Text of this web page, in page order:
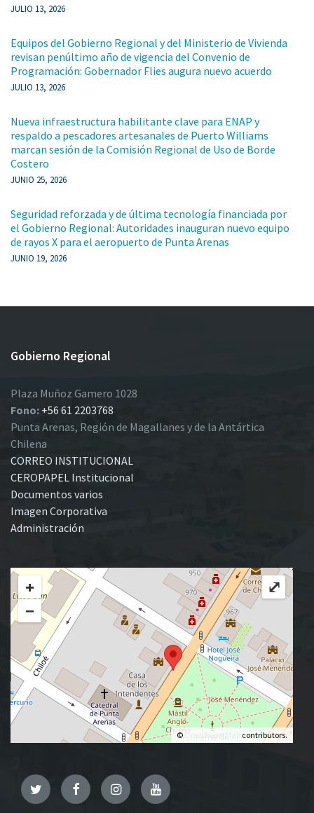
JULIO 13, 2026
Equipos del Gobierno Regional y del Ministerio de Vivienda
revisan penúltimo año de vigencia del Convenio de
Programación: Gobernador Flies augura nuevo acuerdo
JULIO 13, 2026
Nueva infraestructura habilitante clave para ENAP y
respaldo a pescadores artesanales de Puerto Williams
marcan sesión de la Comisión Regional de Uso de Borde
Costero
JUNIO 25, 2026
Seguridad reforzada y de última tecnología financiada por
el Gobierno Regional: Autoridades inauguran nuevo equipo
de rayos X para el aeropuerto de Punta Arenas
JUNIO 19, 2026
Gobierno Regional
Plaza Muñoz Gamero 1028
Fono: +56 61 2203768
Punta Arenas, Región de Magallanes y de la Antártica
Chilena
CORREO INSTITUCIONAL
CEROPAPEL Institucional
Documentos varios
Imagen Corporativa
Administración
+
−
© OpenStreetMap contributors.
⤢
TwitterFacebookInstagramYouTube